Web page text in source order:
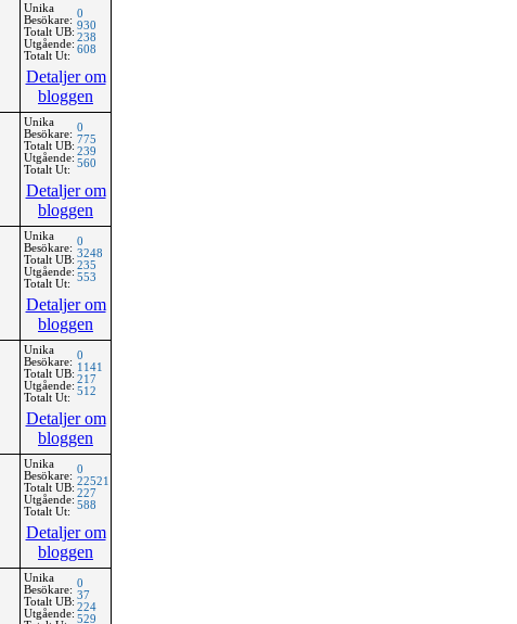
Unika
Besökare:
Totalt UB:
Utgående:
Totalt Ut:
0
930
238
608
Detaljer om
bloggen
Unika
Besökare:
Totalt UB:
Utgående:
Totalt Ut:
0
775
239
560
Detaljer om
bloggen
Unika
Besökare:
Totalt UB:
Utgående:
Totalt Ut:
0
3248
235
553
Detaljer om
bloggen
Unika
Besökare:
Totalt UB:
Utgående:
Totalt Ut:
0
1141
217
512
Detaljer om
bloggen
Unika
Besökare:
Totalt UB:
Utgående:
Totalt Ut:
0
22521
227
588
Detaljer om
bloggen
Unika
Besökare:
Totalt UB:
Utgående:
0
37
224
529